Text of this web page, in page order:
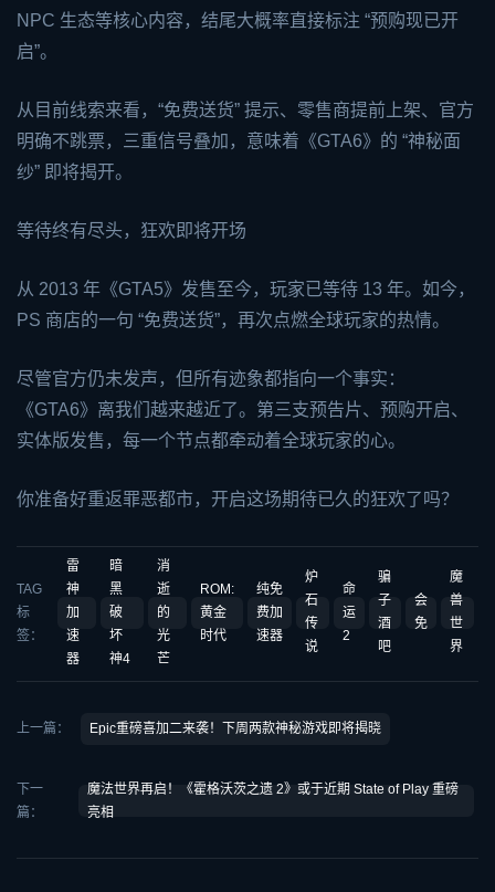
NPC 生态等核心内容，结尾大概率直接标注 “预购现已开
启”。
从目前线索来看，“免费送货” 提示、零售商提前上架、官方
明确不跳票，三重信号叠加，意味着《GTA6》的 “神秘面
纱” 即将揭开。
等待终有尽头，狂欢即将开场
从 2013 年《GTA5》发售至今，玩家已等待 13 年。如今，
PS 商店的一句 “免费送货”，再次点燃全球玩家的热情。
尽管官方仍未发声，但所有迹象都指向一个事实：
《GTA6》离我们越来越近了。第三支预告片、预购开启、
实体版发售，每一个节点都牵动着全球玩家的心。
你准备好重返罪恶都市，开启这场期待已久的狂欢了吗？
TAG
标
签：
雷
神
加
速
器
暗
黑
破
坏
神4
消
逝
的
光
芒
ROM:
黄金
时代
纯免
费加
速器
炉
石
传
说
命
运
2
骗
子
酒
吧
会
免
魔
兽
世
界
上一篇： Epic重磅喜加二来袭！下周两款神秘游戏即将揭晓
下一
篇：
魔法世界再启！《霍格沃茨之遗 2》或于近期 State of Play 重磅
亮相